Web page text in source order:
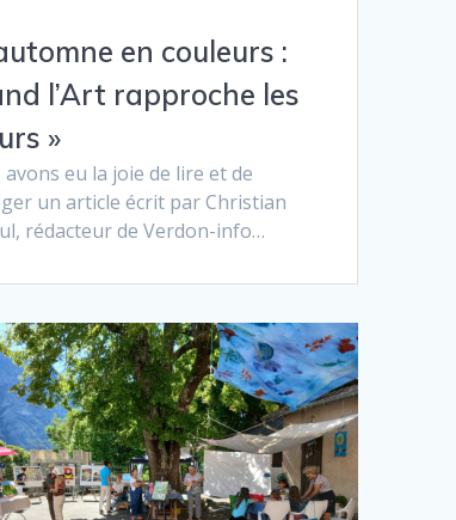
en couleurs :
l’Art rapproche les
»
eu la joie de lire et de
un article écrit par Christian
rédacteur de Verdon-info…